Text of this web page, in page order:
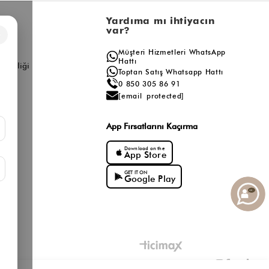
Birliği
Yardıma mı ihtiyacın
var?
Müşteri Hizmetleri WhatsApp
Hattı
Toptan Satış Whatsapp Hattı
0 850 305 86 91
[email protected]
App Fırsatlarını Kaçırma
Download on the
App Store
GET IT ON
Google Play